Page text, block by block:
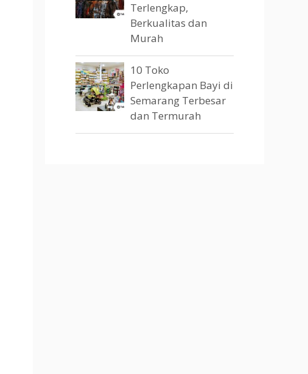
Terlengkap,
Berkualitas dan
Murah
10 Toko
Perlengkapan Bayi di
Semarang Terbesar
dan Termurah